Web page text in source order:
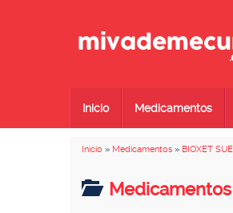
Inicio Medicamentos
Inicio » Medicamentos » BIOXET
Medicamentos